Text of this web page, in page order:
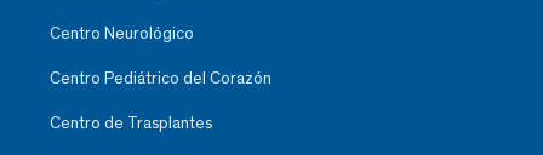
Centro Neurológico
Centro Pediátrico del Corazón
Centro de Trasplantes